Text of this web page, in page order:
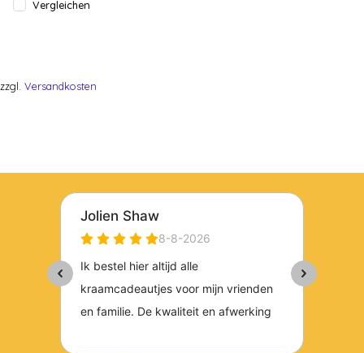
Vergleichen
zzgl. Versandkosten